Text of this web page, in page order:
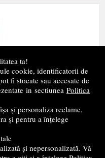
ta!
cookie, identificatorii de
fi stocate sau accesate de
in sectiunea Politica
și personaliza reclame,
și pentru a înțelege
și nepersonalizată. Vă
HB, cu radiera